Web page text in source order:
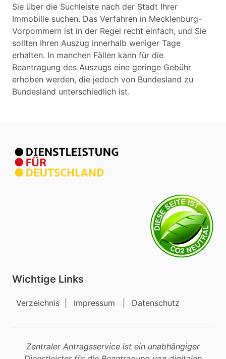
Sie über die Suchleiste nach der Stadt Ihrer
Immobilie suchen. Das Verfahren in Mecklenburg-
Vorpommern ist in der Regel recht einfach, und Sie
sollten Ihren Auszug innerhalb weniger Tage
erhalten. In manchen Fällen kann für die
Beantragung des Auszugs eine geringe Gebühr
erhoben werden, die jedoch von Bundesland zu
Bundesland unterschiedlich ist.
Wichtige Links
Verzeichnis Impressum Datenschutz
Zentraler Antragsservice ist ein unabhängiger